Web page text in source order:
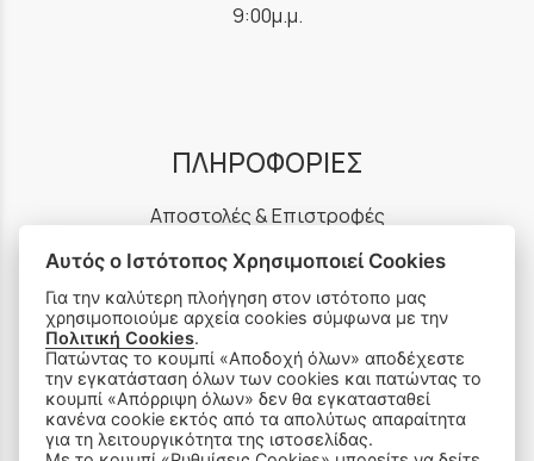
9:00μ.μ.
ΠΛΗΡΟΦΟΡΙΕΣ
Αποστολές & Επιστροφές
Παραγγελίες & Πληρωμές
Πολιτική Απορρήτου
Ρυθμίσεις Cookies
Όροι Χρήσης & Ασφάλεια
Αυτός ο Ιστότοπος Χρησιμοποιεί Cookies
Για την καλύτερη πλοήγηση στον ιστότοπο μας
χρησιμοποιούμε αρχεία cookies σύμφωνα με την
Πολιτική Cookies.
Πατώντας το κουμπί «Αποδοχή όλων» αποδέχεστε
την εγκατάσταση όλων των cookies και πατώντας το
κουμπί «Απόρριψη όλων» δεν θα εγκατασταθεί
κανένα cookie εκτός από τα απολύτως απαραίτητα
για τη λειτουργικότητα της ιστοσελίδας.